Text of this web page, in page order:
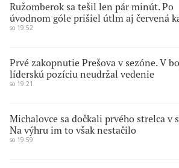
Ružomberok sa tešil len pár minút. Po
úvodnom góle prišiel útlm aj červená
so 19:52
Prvé zakopnutie Prešova v sezóne. V
líderskú pozíciu neudržal vedenie
so 19:21
Michalovce sa dočkali prvého strelca v
Na výhru im to však nestačilo
so 19:59